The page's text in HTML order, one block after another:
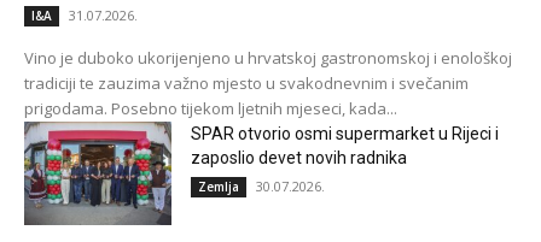
I&A 31.07.2026.
Vino je duboko ukorijenjeno u hrvatskoj gastronomskoj i enološkoj
tradiciji te zauzima važno mjesto u svakodnevnim i svečanim
prigodama. Posebno tijekom ljetnih mjeseci, kada...
SPAR otvorio osmi supermarket u Rijeci i
zaposlio devet novih radnika
Zemlja 30.07.2026.